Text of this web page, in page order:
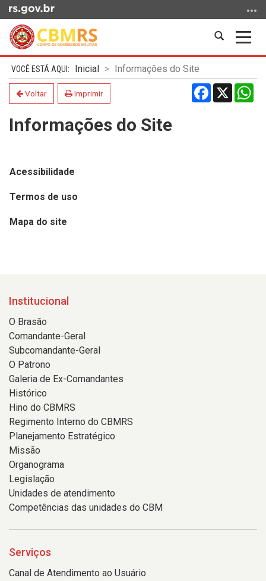
para
conteúdo
para
menu
para
Abrir
Início
do
conteúdo
Inicial Informações do Site
Voltar Imprimir Facebook
X
Informações do Site
Acessibilidade
Termos de uso
Mapa do site
Institucional
O Brasão
Comandante-Geral
Subcomandante-Geral
O Patrono
Galeria de Ex-Comandantes
Histórico
Hino do CBMRS
Regimento Interno do CBMRS
Planejamento Estratégico
Missão
Organograma
Legislação
Unidades de atendimento
Competências das unidades do CBM
Serviços
Canal de Atendimento ao Usuário